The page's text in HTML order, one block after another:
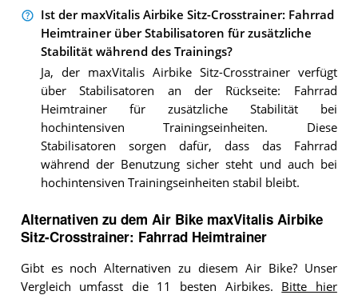
Ist der maxVitalis Airbike Sitz-Crosstrainer: Fahrrad
Heimtrainer über Stabilisatoren für zusätzliche
Stabilität während des Trainings?
Ja, der maxVitalis Airbike Sitz-Crosstrainer verfügt
über Stabilisatoren an der Rückseite: Fahrrad
Heimtrainer für zusätzliche Stabilität bei
hochintensiven Trainingseinheiten. Diese
Stabilisatoren sorgen dafür, dass das Fahrrad
während der Benutzung sicher steht und auch bei
hochintensiven Trainingseinheiten stabil bleibt.
Alternativen zu dem Air Bike maxVitalis Airbike
Sitz-Crosstrainer: Fahrrad Heimtrainer
Gibt es noch Alternativen zu diesem Air Bike? Unser
Vergleich umfasst die 11 besten Airbikes. Bitte hier